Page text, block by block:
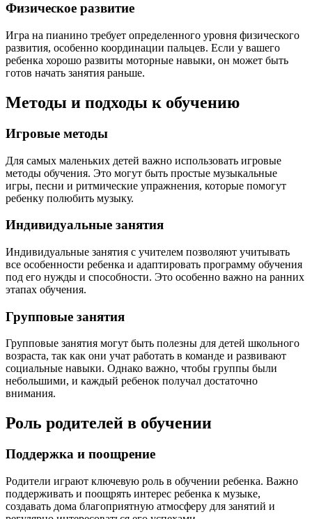
Физическое развитие
Игра на пианино требует определенного уровня физического
развития, особенно координации пальцев. Если у вашего
ребенка хорошо развиты моторные навыки, он может быть
готов начать занятия раньше.
Методы и подходы к обучению
Игровые методы
Для самых маленьких детей важно использовать игровые
методы обучения. Это могут быть простые музыкальные
игры, песни и ритмические упражнения, которые помогут
ребенку полюбить музыку.
Индивидуальные занятия
Индивидуальные занятия с учителем позволяют учитывать
все особенности ребенка и адаптировать программу обучения
под его нужды и способности. Это особенно важно на ранних
этапах обучения.
Групповые занятия
Групповые занятия могут быть полезны для детей школьного
возраста, так как они учат работать в команде и развивают
социальные навыки. Однако важно, чтобы группы были
небольшими, и каждый ребенок получал достаточно
внимания.
Роль родителей в обучении
Поддержка и поощрение
Родители играют ключевую роль в обучении ребенка. Важно
поддерживать и поощрять интерес ребенка к музыке,
создавать дома благоприятную атмосферу для занятий и